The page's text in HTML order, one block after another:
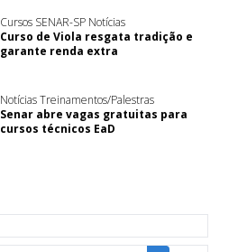
Cursos SENAR-SP Notícias
Curso de Viola resgata tradição e
garante renda extra
Notícias Treinamentos/Palestras
Senar abre vagas gratuitas para
cursos técnicos EaD